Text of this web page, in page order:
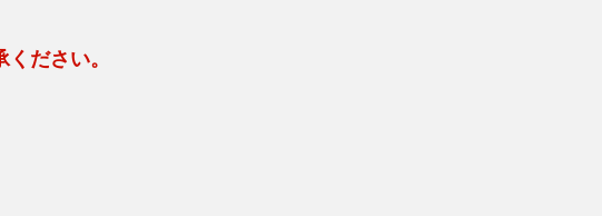
ださい。